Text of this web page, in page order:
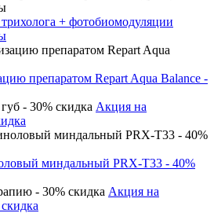
+ фотобиомодуляции
препаратом Repart Aqua Balance -
Акция на
миндальный PRX-T33 - 40%
Акция на